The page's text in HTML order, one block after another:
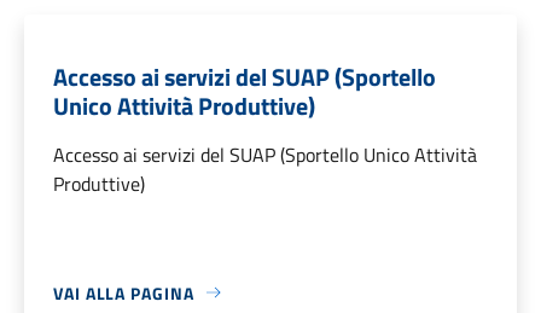
Accesso ai servizi del SUAP (Sportello
Unico Attività Produttive)
Accesso ai servizi del SUAP (Sportello Unico Attività
Produttive)
VAI ALLA PAGINA